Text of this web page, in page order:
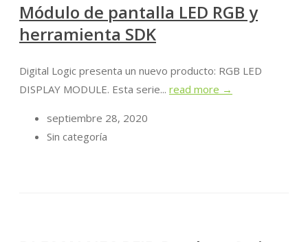
Módulo de pantalla LED RGB y
herramienta SDK
Digital Logic presenta un nuevo producto: RGB LED
DISPLAY MODULE. Esta serie... read more →
septiembre 28, 2020
Sin categoría